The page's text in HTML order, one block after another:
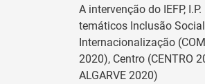
A intervenção do IEFP,
temáticos Inclusão
Internacionalização
2020), Centro (CENTRO
ALGARVE 2020)